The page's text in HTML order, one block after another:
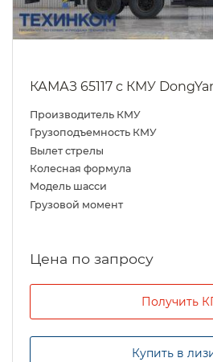
КАМАЗ 65117 с КМУ
Производитель КМУ
Грузоподъемность КМУ
Вылет стрелы
Колесная формула
Модель шасси
Грузовой момент
Цена по запросу
Получить
Купить в